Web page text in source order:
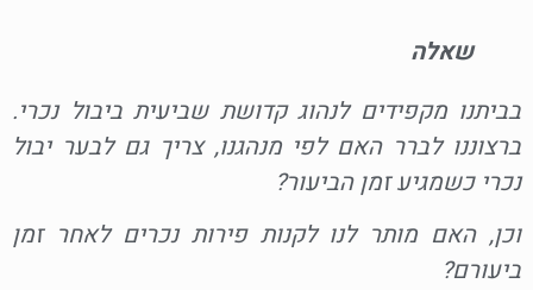
שאלה
בביתנו מקפידים לנהוג קדושת שביעית ביבול נכרי.
ברצוננו לברר האם לפי מנהגנו, צריך גם לבער יבול
נכרי כשמגיע זמן הביעור?
וכן, האם מותר לנו לקנות פירות נכרים לאחר זמן
ביעורם?